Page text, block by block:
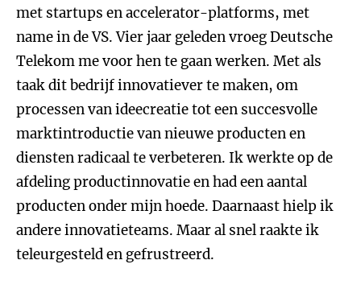
met startups en accelerator-platforms, met
name in de VS. Vier jaar geleden vroeg Deutsche
Telekom me voor hen te gaan werken. Met als
taak dit bedrijf innovatiever te maken, om
processen van ideecreatie tot een succesvolle
marktintroductie van nieuwe producten en
diensten radicaal te verbeteren. Ik werkte op de
afdeling productinnovatie en had een aantal
producten onder mijn hoede. Daarnaast hielp ik
andere innovatieteams. Maar al snel raakte ik
teleurgesteld en gefrustreerd.